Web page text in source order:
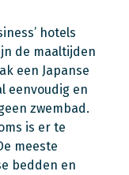
hotels
de maaltijden
een Japanse
eenvoudig en
zwembad.
is er te
meeste
bedden en